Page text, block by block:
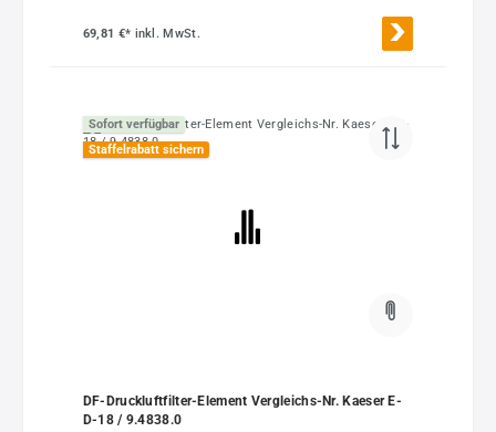
69,81 €* inkl. MwSt.
Sofort verfügbar
Staffelrabatt sichern
DF-Druckluftfilter-Element Vergleichs-Nr. Kaeser E-
D-18 / 9.4838.0